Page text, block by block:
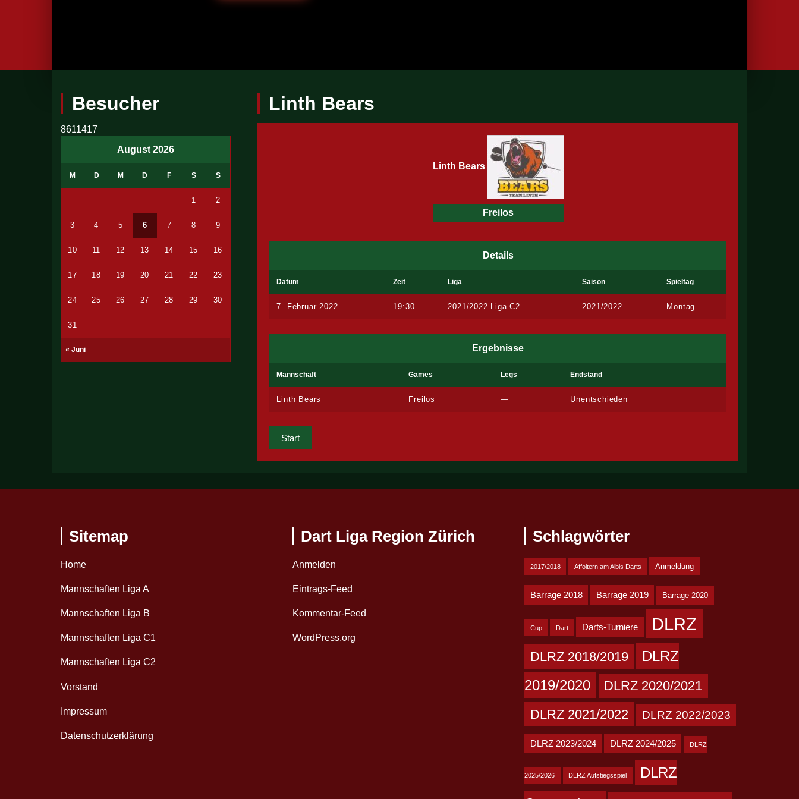
Besucher
8611417
August 2026
M D M D F S S
« Juni
1 2
3 4 5 6 7 8 9
10 11 12 13 14 15 16
17 18 19 20 21 22 23
24 25 26 27 28 29 30
31
Linth Bears
Linth Bears
Freilos
Details
Datum Zeit Liga Saison Spieltag
7. Februar 2022 19:30 2021/2022 Liga C2 2021/2022 Montag
Ergebnisse
Mannschaft Games Legs Endstand
Linth Bears Freilos — Unentschieden
Start
Sitemap
Home
Mannschaften Liga A
Mannschaften Liga B
Mannschaften Liga C1
Mannschaften Liga C2
Vorstand
Impressum
Datenschutzerklärung
Dart Liga Region Zürich
Anmelden
Eintrags-Feed
Kommentar-Feed
WordPress.org
Schlagwörter
2017/2018 Affoltern am Albis Darts Anmeldung
Barrage 2018 Barrage 2019 Barrage 2020
Cup Dart Darts-Turniere DLRZ
DLRZ 2018/2019
DLRZ
2019/2020
DLRZ 2020/2021
DLRZ 2021/2022
DLRZ 2022/2023
DLRZ 2023/2024 DLRZ 2024/2025 DLRZ
2025/2026 DLRZ Aufstiegsspiel
DLRZ